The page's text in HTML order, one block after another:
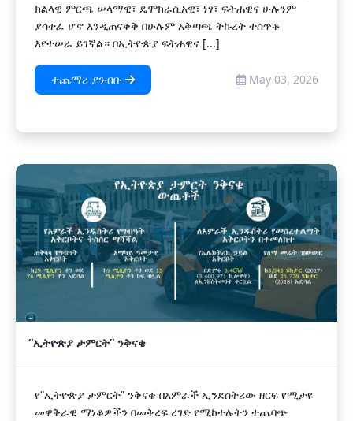
ክልላዊ ምርጫ ሠላማዊ፣ ዴሞክራሲአዊ፣ ነፃ፣ ፍትሐዊና ሁሉንም
ያሳተፈ ሆኖ እንዲጠናቀቅ በሁሉም አቅጣጫ ትኩረት ተሰጥቶ
እየተሠራ ይገኛል። በኢትዮጵያ ፍትሐዊና [...]
ተጨማሪ ያንብቡ May 03, 2026
“ኢትዮጵያ ታምርት” ንቅናቄ
የ“ኢትዮጵያ ታምርት” ንቅናቄ በአምራች ኢንደስትሪው ዘርፍ የሚታዩ
መዋቅራዊ ማነቆዎችን በመቅረፍ ረገድ የሚከተሉትን ተጨባጭ